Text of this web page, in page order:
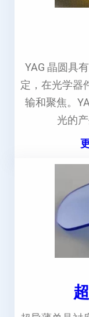
YAG 晶圆具
定，在光学器
输和聚焦。
光的